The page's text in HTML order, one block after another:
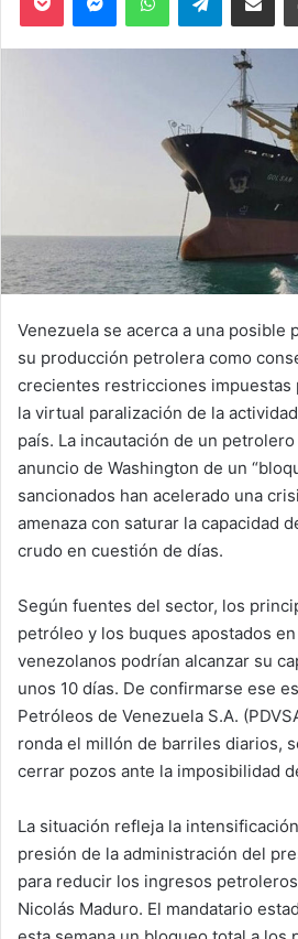
n
Venezuela se acerca a una posible
su producción petrolera como
crecientes restricciones impuestas
la virtual paralización de la
país. La incautación de un
anuncio de Washington de un
sancionados han acelerado una
amenaza con saturar la capacidad
crudo en cuestión de días.
Según fuentes del sector, los
petróleo y los buques apostados
venezolanos podrían alcanzar su
unos 10 días. De confirmarse ese
Petróleos de Venezuela S.A.
ronda el millón de barriles diarios,
cerrar pozos ante la imposibilidad
La situación refleja la
presión de la administración del
para reducir los ingresos
Nicolás Maduro. El mandatario